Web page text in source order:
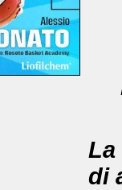
La
di